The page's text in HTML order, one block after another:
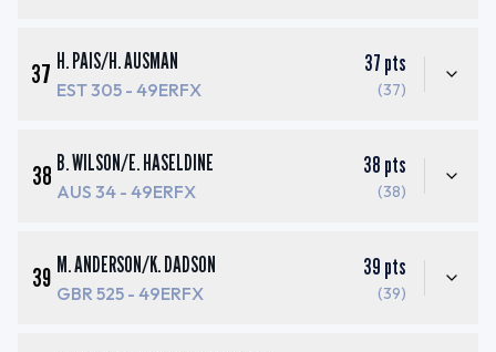
37 H. PAIS/H. AUSMAN
EST 305- 49ERFX
37 pts
(37)
38 B. WILSON/E. HASELDINE
AUS 34 - 49ERFX
38 pts
(38)
39 M. ANDERSON/K. DADSON
GBR 525 - 49ERFX
39 pts
(39)